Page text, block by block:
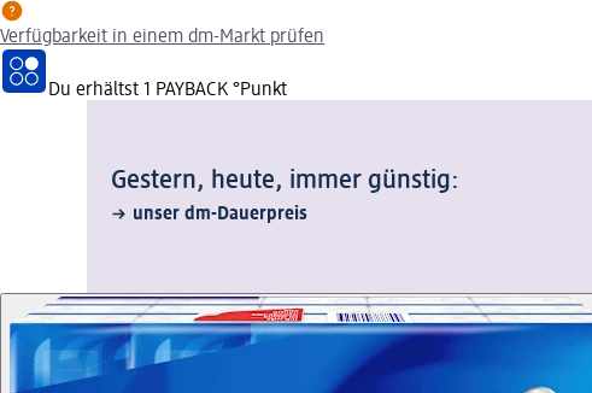
Verfügbarkeit in einem dm-Markt prüfen
Du erhältst 1 PAYBACK °Punkt
Gestern, heute, immer günstig:
unser dm-Dauerpreis